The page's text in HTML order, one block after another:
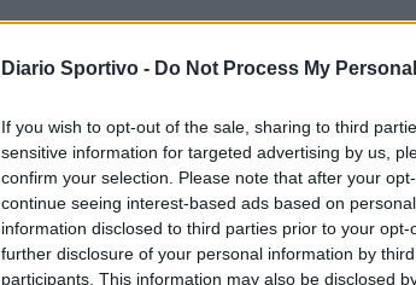
Diario Sportivo - Do Not Process My
If you wish to opt-out of the sale, sharing to third
sensitive information for targeted advertising by us,
confirm your selection. Please note that after your
continue seeing interest-based ads based on
information disclosed to third parties prior to your
further disclosure of your personal information by
participants. This information may also be disclosed